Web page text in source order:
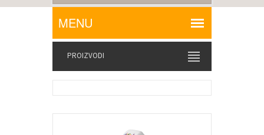
PROIZVODI